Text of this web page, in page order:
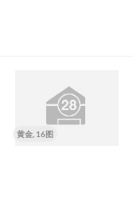
黄金, 16图